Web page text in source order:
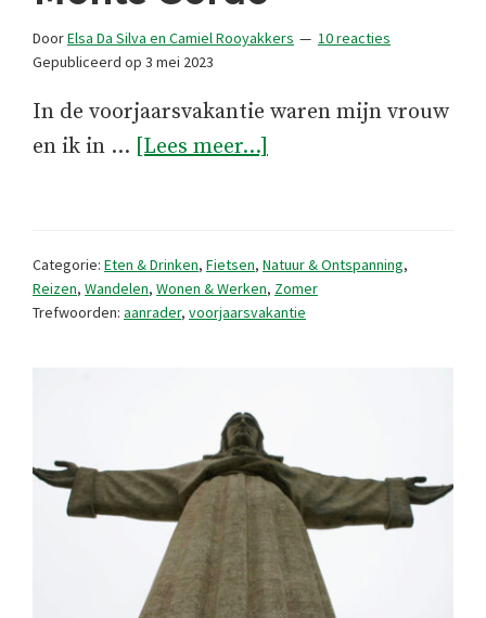
DoorElsa Da Silva en Camiel Rooyakkers
10 reacties
Gepubliceerd op 3 mei 2023
In de voorjaarsvakantie waren mijn vrouw
en ik in … [Lees meer...]
Monte
Gordo
Categorie: Eten & Drinken, Fietsen, Natuur & Ontspanning,
Reizen, Wandelen, Wonen & Werken, Zomer
Trefwoorden: aanrader, voorjaarsvakantie